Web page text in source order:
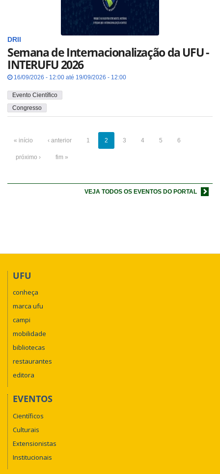
DRII
Semana de Internacionalização da UFU -
INTERUFU 2026
16/09/2026 - 12:00 até 19/09/2026 - 12:00
Evento Científico
Congresso
« início ‹ anterior 1 2 3 4 5 6
próximo › fim »
VEJA TODOS OS EVENTOS DO PORTAL
UFU
conheça
marca ufu
campi
mobilidade
bibliotecas
restaurantes
editora
EVENTOS
Científicos
Culturais
Extensionistas
Institucionais